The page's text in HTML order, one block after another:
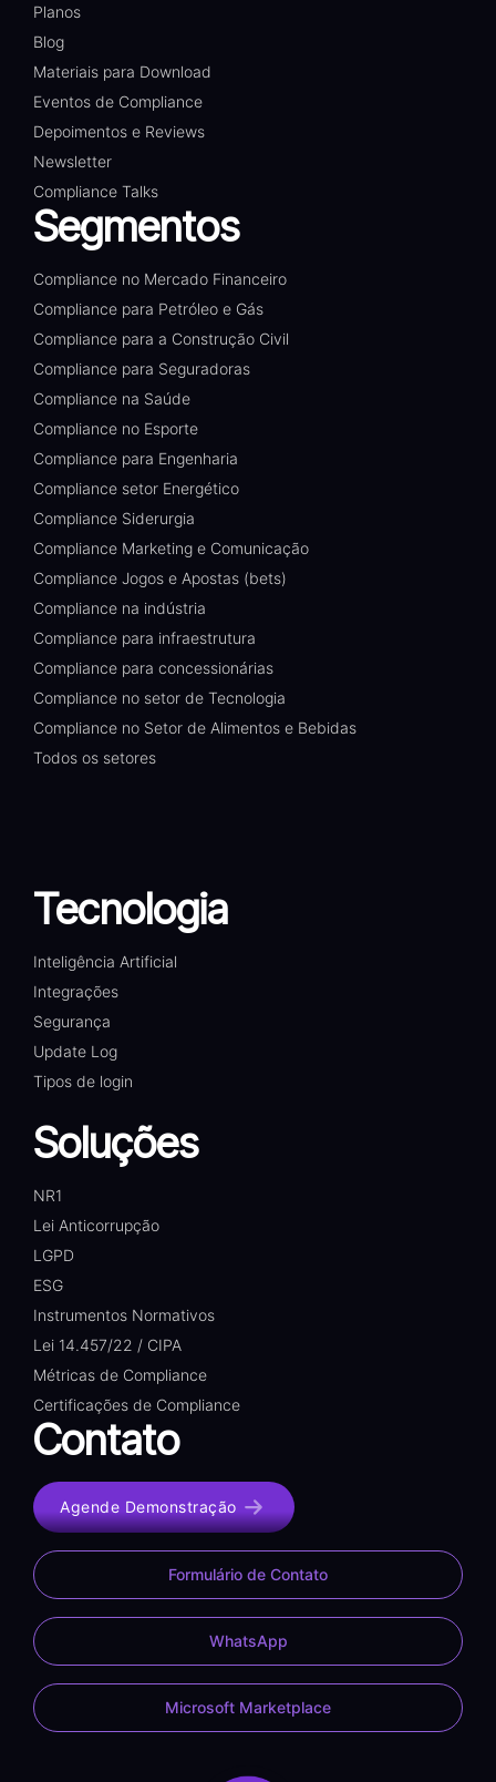
Planos
Blog
Materiais para Download
Eventos de Compliance
Depoimentos e Reviews
Newsletter
Compliance Talks
Segmentos
Compliance no Mercado Financeiro
Compliance para Petróleo e Gás
Compliance para a Construção Civil
Compliance para Seguradoras
Compliance na Saúde
Compliance no Esporte
Compliance para Engenharia
Compliance setor Energético
Compliance Siderurgia
Compliance Marketing e Comunicação
Compliance Jogos e Apostas (bets)
Compliance na indústria
Compliance para infraestrutura
Compliance para concessionárias
Compliance no setor de Tecnologia
Compliance no Setor de Alimentos e Bebidas
Todos os setores
Tecnologia
Inteligência Artificial
Integrações
Segurança
Update Log
Tipos de login
Soluções
NR1
Lei Anticorrupção
LGPD
ESG
Instrumentos Normativos
Lei 14.457/22 / CIPA
Métricas de Compliance
Certificações de Compliance
Contato
Agende Demonstração
Formulário de Contato
WhatsApp
Microsoft Marketplace